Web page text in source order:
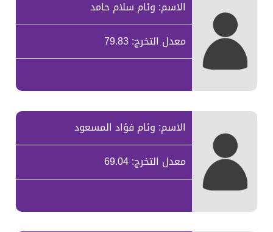
الاسم: وئام سلام حامد
معدل التخرج: 79.83
الاسم: وئام فؤاد المسعود
معدل التخرج: 69.04